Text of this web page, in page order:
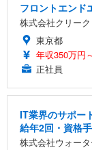
フロントエンド
株式会社クリー
東京都
年収350万円
正社員
IT業界のサポー
給年2回・資格
株式会社ウォー